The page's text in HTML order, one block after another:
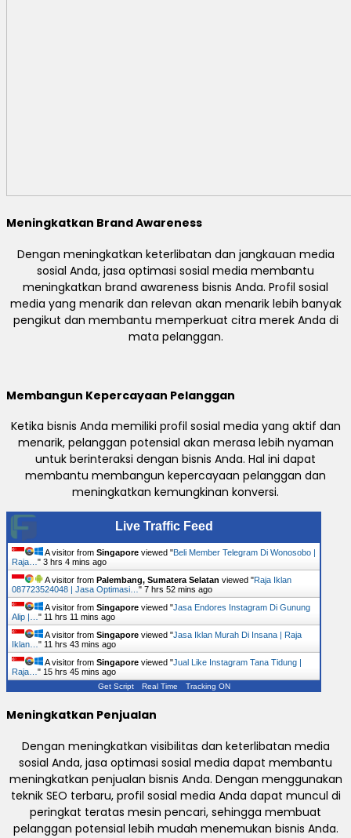
Meningkatkan Brand Awareness
Dengan meningkatkan keterlibatan dan jangkauan media
sosial Anda, jasa optimasi sosial media membantu
meningkatkan brand awareness bisnis Anda. Profil sosial
media yang menarik dan relevan akan menarik lebih banyak
pengikut dan membantu memperkuat citra merek Anda di
mata pelanggan.
Membangun Kepercayaan Pelanggan
Ketika bisnis Anda memiliki profil sosial media yang aktif dan
menarik, pelanggan potensial akan merasa lebih nyaman
untuk berinteraksi dengan bisnis Anda. Hal ini dapat
membantu membangun kepercayaan pelanggan dan
meningkatkan kemungkinan konversi.
Live Traffic Feed
A visitor from Singapore viewed "Beli Member Telegram Di Wonosobo |
Raja… " 3 hrs 4 mins ago
A visitor from Palembang, Sumatera Selatan viewed "Raja Iklan
087723524048 | Jasa Optimasi… " 7 hrs 52 mins ago
A visitor from Singapore viewed "Jasa Endores Instagram Di Gunung
Alip |… " 11 hrs 11 mins ago
A visitor from Singapore viewed "Jasa Iklan Murah Di Insana | Raja
Iklan… " 11 hrs 43 mins ago
A visitor from Singapore viewed "Jual Like Instagram Tana Tidung |
Raja… " 15 hrs 45 mins ago
Get Script Real Time Tracking ON
Meningkatkan Penjualan
Dengan meningkatkan visibilitas dan keterlibatan media
sosial Anda, jasa optimasi sosial media dapat membantu
meningkatkan penjualan bisnis Anda. Dengan menggunakan
teknik SEO terbaru, profil sosial media Anda dapat muncul di
peringkat teratas mesin pencari, sehingga membuat
pelanggan potensial lebih mudah menemukan bisnis Anda.